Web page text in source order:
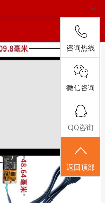
解决方
联系我
咨询热线
微信咨询
QQ咨询
返回顶部